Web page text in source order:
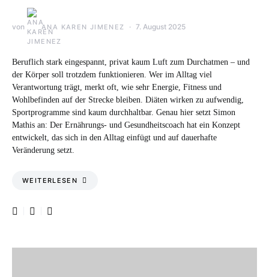
von ANA KAREN JIMENEZ 7. August 2025
Beruflich stark eingespannt, privat kaum Luft zum Durchatmen – und
der Körper soll trotzdem funktionieren. Wer im Alltag viel
Verantwortung trägt, merkt oft, wie sehr Energie, Fitness und
Wohlbefinden auf der Strecke bleiben. Diäten wirken zu aufwendig,
Sportprogramme sind kaum durchhaltbar. Genau hier setzt Simon
Mathis an: Der Ernährungs- und Gesundheitscoach hat ein Konzept
entwickelt, das sich in den Alltag einfügt und auf dauerhafte
Veränderung setzt.
WEITERLESEN